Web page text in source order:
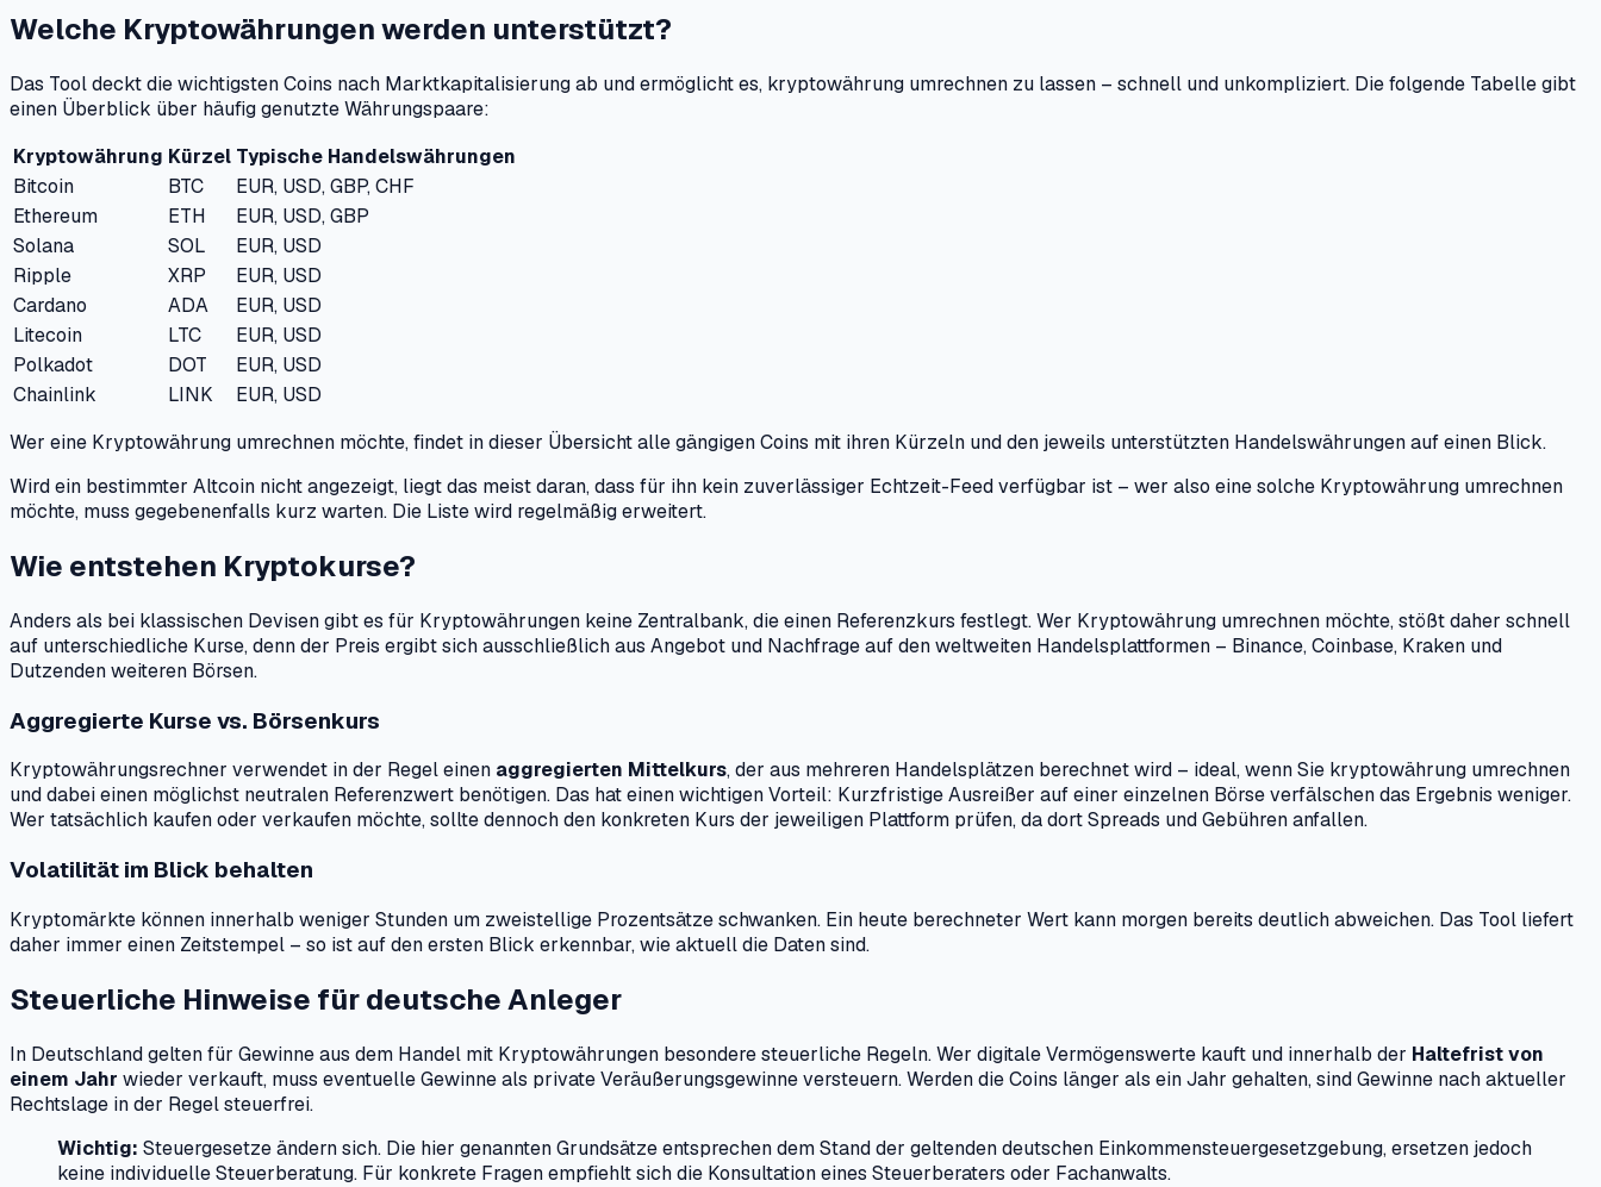
Welche Kryptowährungen werden unterstützt?
Das Tool deckt die wichtigsten Coins nach Marktkapitalisierung ab und ermöglicht es, kryptowährung umrechnen zu lassen – schnell und unkompliziert. Die folgende Tabelle gibt
einen Überblick über häufig genutzte Währungspaare:
Kryptowährung Kürzel Typische Handelswährungen
Bitcoin
BTC
EUR, USD, GBP, CHF
Ethereum
ETH
EUR, USD, GBP
Solana
SOL
EUR, USD
Ripple
XRP
EUR, USD
Cardano
ADA
EUR, USD
Litecoin
LTC
EUR, USD
Polkadot
DOT
EUR, USD
Chainlink
LINK
EUR, USD
Wer eine Kryptowährung umrechnen möchte, findet in dieser Übersicht alle gängigen Coins mit ihren Kürzeln und den jeweils unterstützten Handelswährungen auf einen Blick.
Wird ein bestimmter Altcoin nicht angezeigt, liegt das meist daran, dass für ihn kein zuverlässiger Echtzeit-Feed verfügbar ist – wer also eine solche Kryptowährung umrechnen
möchte, muss gegebenenfalls kurz warten. Die Liste wird regelmäßig erweitert.
Wie entstehen Kryptokurse?
Anders als bei klassischen Devisen gibt es für Kryptowährungen keine Zentralbank, die einen Referenzkurs festlegt. Wer Kryptowährung umrechnen möchte, stößt daher schnell
auf unterschiedliche Kurse, denn der Preis ergibt sich ausschließlich aus Angebot und Nachfrage auf den weltweiten Handelsplattformen – Binance, Coinbase, Kraken und
Dutzenden weiteren Börsen.
Aggregierte Kurse vs. Börsenkurs
Kryptowährungsrechner verwendet in der Regel einen aggregierten Mittelkurs, der aus mehreren Handelsplätzen berechnet wird – ideal, wenn Sie kryptowährung umrechnen
und dabei einen möglichst neutralen Referenzwert benötigen. Das hat einen wichtigen Vorteil: Kurzfristige Ausreißer auf einer einzelnen Börse verfälschen das Ergebnis weniger.
Wer tatsächlich kaufen oder verkaufen möchte, sollte dennoch den konkreten Kurs der jeweiligen Plattform prüfen, da dort Spreads und Gebühren anfallen.
Volatilität im Blick behalten
Kryptomärkte können innerhalb weniger Stunden um zweistellige Prozentsätze schwanken. Ein heute berechneter Wert kann morgen bereits deutlich abweichen. Das Tool liefert
daher immer einen Zeitstempel – so ist auf den ersten Blick erkennbar, wie aktuell die Daten sind.
Steuerliche Hinweise für deutsche Anleger
In Deutschland gelten für Gewinne aus dem Handel mit Kryptowährungen besondere steuerliche Regeln. Wer digitale Vermögenswerte kauft und innerhalb der Haltefrist von
einem Jahr wieder verkauft, muss eventuelle Gewinne als private Veräußerungsgewinne versteuern. Werden die Coins länger als ein Jahr gehalten, sind Gewinne nach aktueller
Rechtslage in der Regel steuerfrei.
Wichtig: Steuergesetze ändern sich. Die hier genannten Grundsätze entsprechen dem Stand der geltenden deutschen Einkommensteuergesetzgebung, ersetzen jedoch
keine individuelle Steuerberatung. Für konkrete Fragen empfiehlt sich die Konsultation eines Steuerberaters oder Fachanwalts.